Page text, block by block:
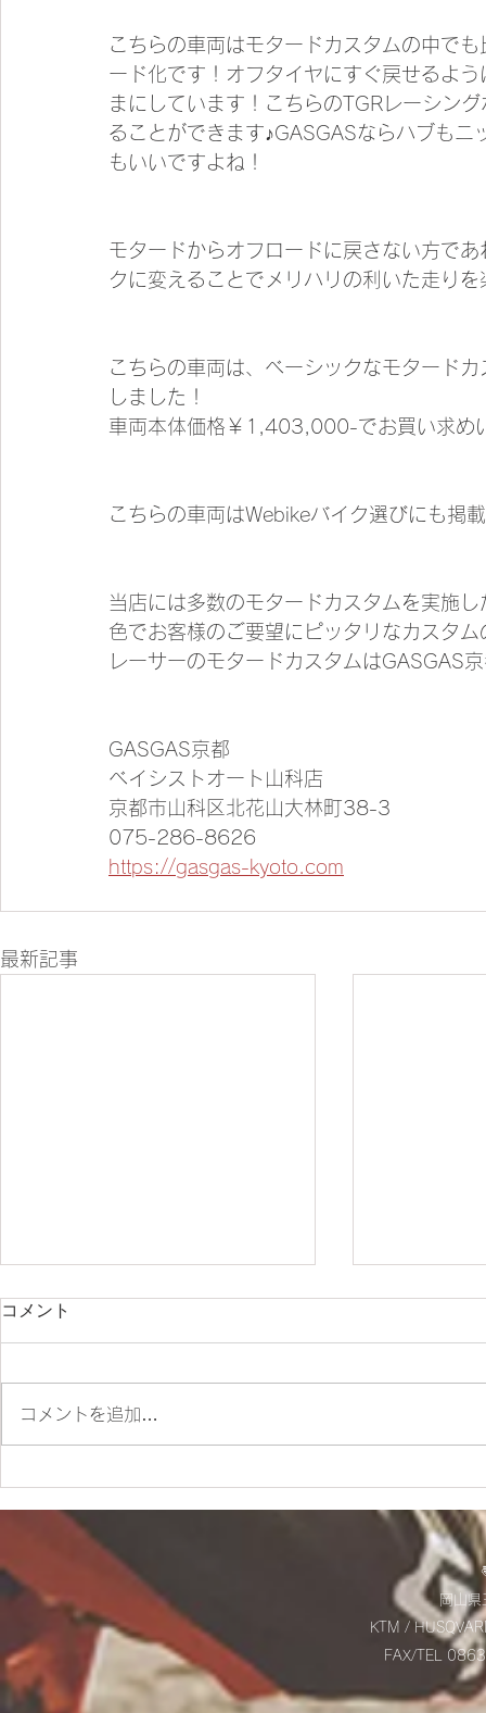
こちらの車両はモタードカスタムの中で
ード化です！オフタイヤにすぐ戻せるよ
まにしています！こちらのTGRレーシン
ることができます♪GASGASならハブも
もいいですよね！
モタードからオフロードに戻さない方で
クに変えることでメリハリの利いた走り
こちらの車両は、ベーシックなモタード
しました！
車両本体価格￥1,403,000-でお買い求め
こちらの車両はWebikeバイク選びにも掲
当店には多数のモタードカスタムを実施
色でお客様のご要望にピッタリなカスタ
レーサーのモタードカスタムはGASGAS
GASGAS京都
ベイシストオート山科店
京都市山科区北花山大林町38-3
075-286-8626
https://gasgas-kyoto.com
最新記事
✨SM700 2022 カスタム車
✨
☆9/20(土)
お知らせ☆
コメント
コメントを追加…
岡山
KTM /
FAX/TEL